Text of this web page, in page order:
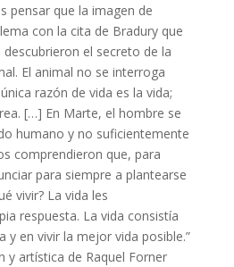
pensar que la imagen de
con la cita de Bradury que
descubrieron el secreto de la
El animal no se interroga
razón de vida es la vida;
[…] En Marte, el hombre se
humano y no suficientemente
comprendieron que, para
para siempre a plantearse
vivir? La vida les
respuesta. La vida consistía
y en vivir la mejor vida posible.”
y artística de Raquel Forner